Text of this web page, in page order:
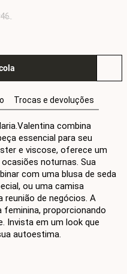
46
Trocas e devoluções
combina
essencial para seu
e viscose, oferece um
noturnas. Sua
com uma blusa de seda
ou uma camisa
reunião de negócios. A
feminina, proporcionando
Invista em um look que
autoestima.